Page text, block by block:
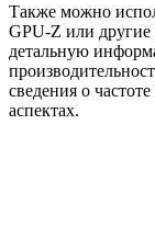
Также можно
GPU-Z или другие
детальную
сведения о
аспектах.